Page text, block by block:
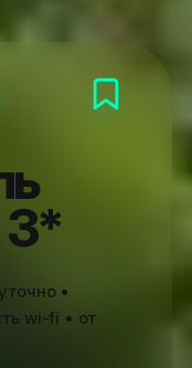
3*
•
wi-fi • от